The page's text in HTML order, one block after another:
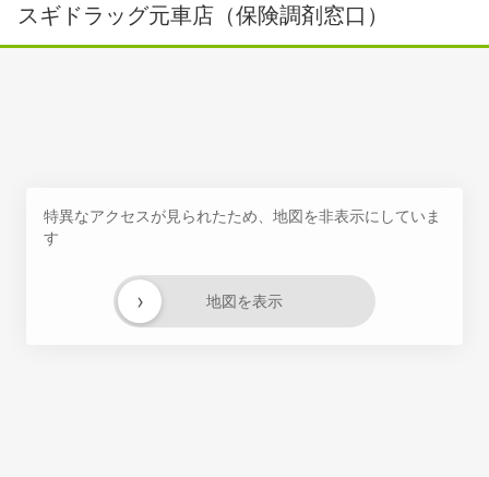
スギドラッグ元車店（保険調剤窓口）
特異なアクセスが見られたため、地図を非表示にしていま
す
地図を表示
›